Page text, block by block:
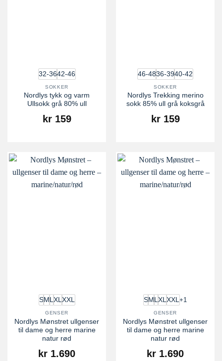
32-3642-46
SOKKER
Nordlys tykk og varm
Ullsokk grå 80% ull
kr159
46-4836-3940-42
SOKKER
Nordlys Trekking merino
sokk 85% ull grå koksgrå
kr159
S M LXLXXL
GENSER
Nordlys Mønstret ullgenser
til dame og herre marine
natur rød
kr 1.690
S M LXLXXL+1
GENSER
Nordlys Mønstret ullgenser
til dame og herre marine
natur rød
kr 1.690